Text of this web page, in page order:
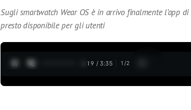
Sugli smartwatch Wear OS è in arrivo finalmente l’app
presto disponibile per gli utenti
0:20 / 3:35 1 /2